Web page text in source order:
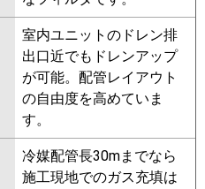
室内ユニットのドレン排
出口近でもドレンアップ
が可能。配管レイアウト
の自由度を高めていま
す。
冷媒配管長30mまでなら
施工現地でのガス充填は